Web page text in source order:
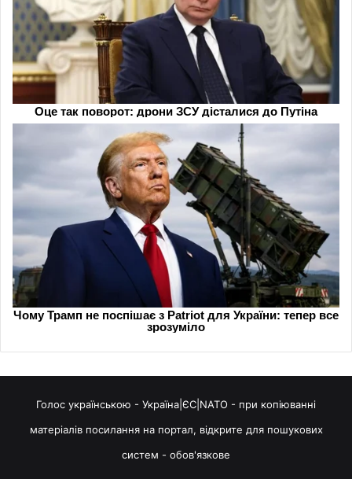
Голос українською - Україна|ЄС|NATO - при копіюванні
матеріалів посилання на портал, відкрите для пошукових
систем - обов'язкове